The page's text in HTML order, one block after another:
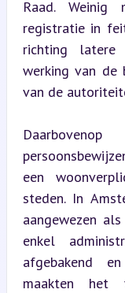
Raad. Weinig
registratie in
richting latere
werking van de
van de
een
steden. In
aangewezen
enkel
afgebakend
maakten het